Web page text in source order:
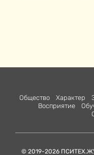
Общество Характер
Восприятие
© 2019-2026